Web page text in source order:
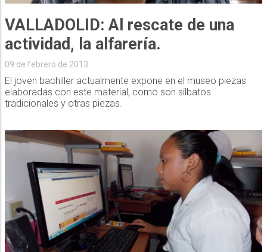
VALLADOLID: Al rescate de una
actividad, la alfarería.
09 de febrero de 2013
El joven bachiller actualmente expone en el museo piezas
elaboradas con este material, como son silbatos
tradicionales y otras piezas.